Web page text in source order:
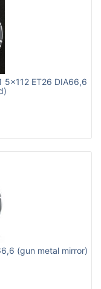
5x112 ET26 DIA66,6
(gun metal mirror)